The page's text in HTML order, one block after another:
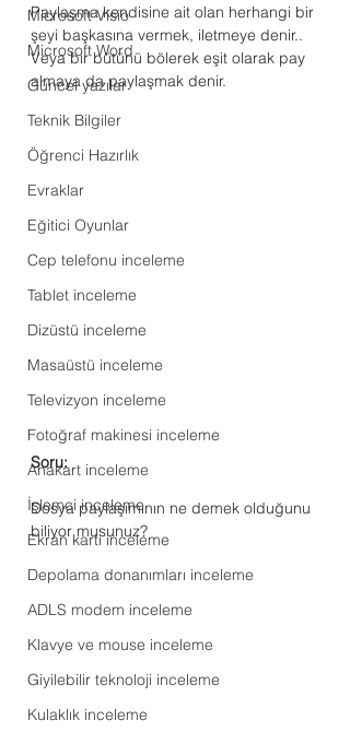
Microsoft Visio
Microsoft Word
Güncel yazılar
Teknik Bilgiler
Öğrenci Hazırlık
Evraklar
Eğitici Oyunlar
Cep telefonu inceleme
Tablet inceleme
Dizüstü inceleme
Masaüstü inceleme
Televizyon inceleme
Fotoğraf makinesi inceleme
Anakart inceleme
İşlemci inceleme
Ekran kartı inceleme
Depolama donanımları inceleme
ADLS modem inceleme
Klavye ve mouse inceleme
Giyilebilir teknoloji inceleme
Kulaklık inceleme
Paylaşma kendisine ait olan herhangi bir
şeyi başkasına vermek, iletmeye denir..
Veya bir bütünü bölerek eşit olarak pay
almaya da paylaşmak denir.
Soru:
Dosya paylaşımının ne demek olduğunu
biliyor musunuz?